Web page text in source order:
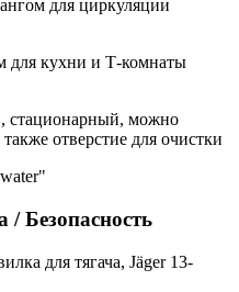
для циркуляции
для кухни и Т-комнаты
стационарный, можно
отверстие для очистки
Безопасность
для тягача, Jäger 13-